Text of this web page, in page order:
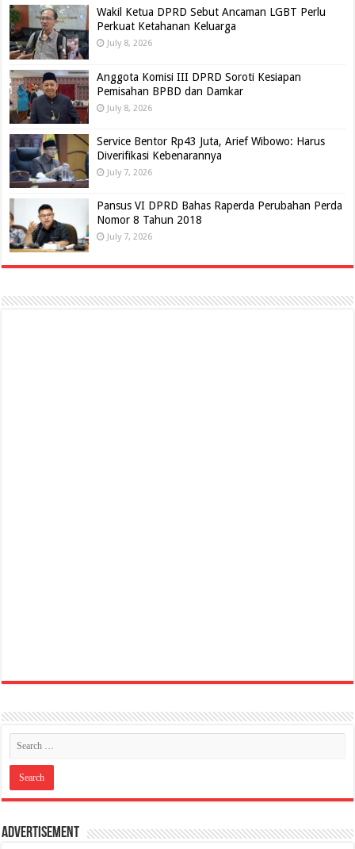
Wakil Ketua DPRD Sebut Ancaman LGBT Perlu
Perkuat Ketahanan Keluarga
July 8, 2026
Anggota Komisi III DPRD Soroti Kesiapan
Pemisahan BPBD dan Damkar
July 8, 2026
Service Bentor Rp43 Juta, Arief Wibowo: Harus
Diverifikasi Kebenarannya
July 7, 2026
Pansus VI DPRD Bahas Raperda Perubahan Perda
Nomor 8 Tahun 2018
July 7, 2026
Advertisement